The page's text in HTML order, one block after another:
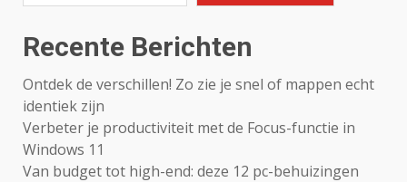
Recente Berichten
Ontdek de verschillen! Zo zie je snel of mappen echt
identiek zijn
Verbeter je productiviteit met de Focus-functie in
Windows 11
Van budget tot high-end: deze 12 pc-behuizingen